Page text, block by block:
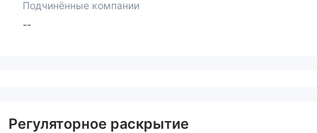
Подчинённые компании
--
Регуляторное раскрытие